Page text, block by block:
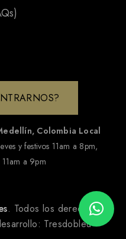
Colombia Local
y festivos 11am a 8pm,
a 9pm
. Todos los derechos
Tresdobleu